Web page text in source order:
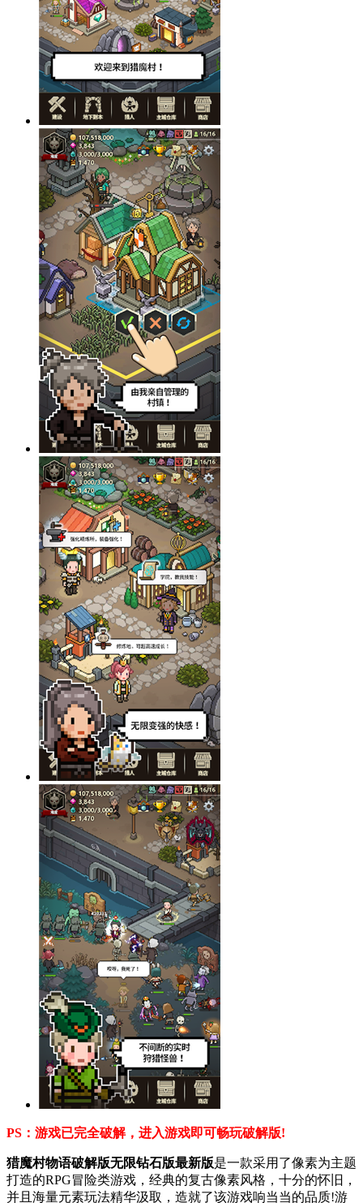
PS：游戏已完全破解，进入游戏即可畅玩破解版!
猎魔村物语破解版无限钻石版最新版是一款采用了像素为主题
打造的RPG冒险类游戏，经典的复古像素风格，十分的怀旧，
并且海量元素玩法精华汲取，造就了该游戏响当当的品质!游